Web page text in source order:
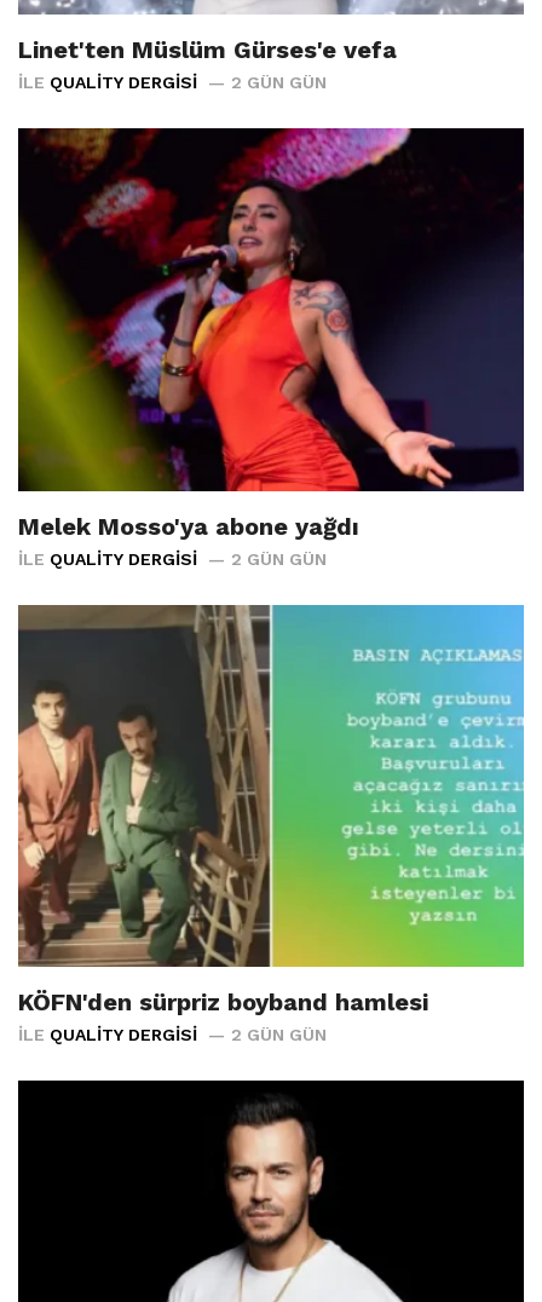
Linet'ten Müslüm Gürses'e vefa
İLE QUALITY DERGISI 2 GÜN GÜN
Melek Mosso'ya abone yağdı
İLE QUALITY DERGISI 2 GÜN GÜN
KÖFN'den sürpriz boyband hamlesi
İLE QUALITY DERGISI 2 GÜN GÜN